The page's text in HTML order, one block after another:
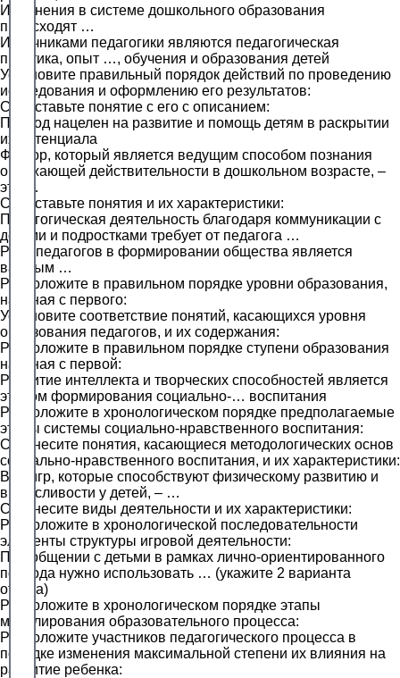
Изменения в системе дошкольного образования
происходят …
Источниками педагогики являются педагогическая
практика, опыт …, обучения и образования детей
Установите правильный порядок действий по проведению
исследования и оформлению его результатов:
Сопоставьте понятие с его с описанием:
Подход нацелен на развитие и помощь детям в раскрытии
их потенциала
Фактор, который является ведущим способом познания
окружающей действительности в дошкольном возрасте, –
это …
Сопоставьте понятия и их характеристики:
Педагогическая деятельность благодаря коммуникации с
детьми и подростками требует от педагога …
Роль педагогов в формировании общества является
важным …
Расположите в правильном порядке уровни образования,
начиная с первого:
Установите соответствие понятий, касающихся уровня
образования педагогов, и их содержания:
Расположите в правильном порядке ступени образования
начиная с первой:
Развитие интеллекта и творческих способностей является
этапом формирования социально-… воспитания
Расположите в хронологическом порядке предполагаемые
этапы системы социально-нравственного воспитания:
Соотнесите понятия, касающиеся методологических основ
социально-нравственного воспитания, и их характеристики:
Вид игр, которые способствуют физическому развитию и
выносливости у детей, – …
Соотнесите виды деятельности и их характеристики:
Расположите в хронологической последовательности
элементы структуры игровой деятельности:
При общении с детьми в рамках лично-ориентированного
подхода нужно использовать … (укажите 2 варианта
ответа)
Расположите в хронологическом порядке этапы
моделирования образовательного процесса:
Расположите участников педагогического процесса в
порядке изменения максимальной степени их влияния на
развитие ребенка: